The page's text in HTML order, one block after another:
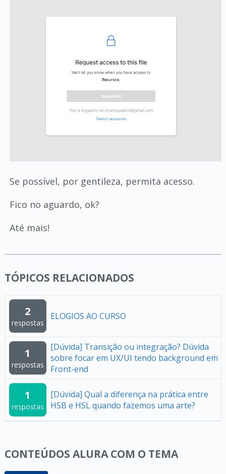
Se possível, por gentileza, permita acesso.
Fico no aguardo, ok?
Até mais!
TÓPICOS RELACIONADOS
2
respostas
ELOGIOS AO CURSO
1
respostas
[Dúvida] Transição ou integração? Dúvida
sobre focar em UX/UI tendo background em
Front-end
1
respostas
[Dúvida] Qual a diferença na prática entre
HSB e HSL quando fazemos uma arte?
CONTEÚDOS ALURA COM O TEMA